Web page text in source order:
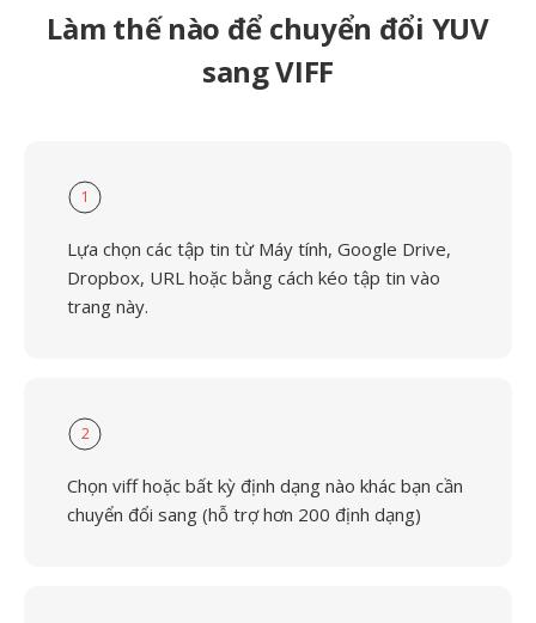
Làm thế nào để chuyển đổi YUV
sang VIFF
1
Lựa chọn các tập tin từ Máy tính, Google Drive,
Dropbox, URL hoặc bằng cách kéo tập tin vào
trang này.
2
Chọn viff hoặc bất kỳ định dạng nào khác bạn cần
chuyển đổi sang (hỗ trợ hơn 200 định dạng)